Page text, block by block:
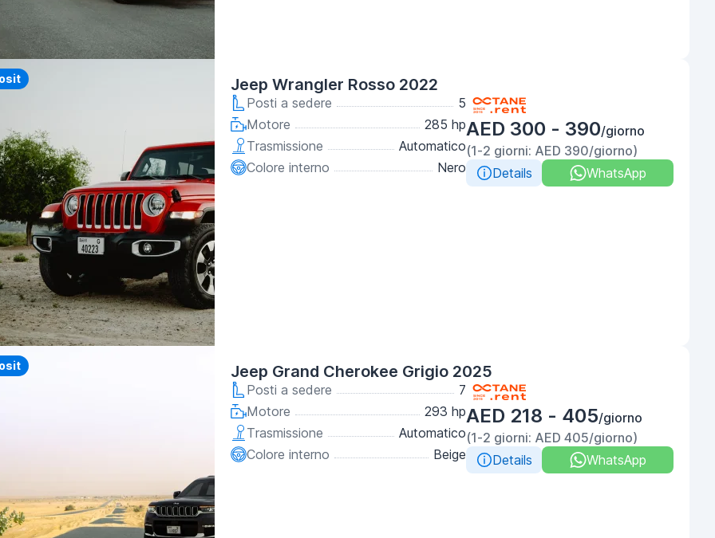
Jeep Wrangler Rosso 2022
Posti a sedere
5
Motore
285 hp
Trasmissione
Automatico
Colore interno
Nero
AED 300 - 390/giorno
(1-2 giorni: AED 390/giorno)
Details
WhatsApp
Jeep Grand Cherokee Grigio 2025
Posti a sedere
7
Motore
293 hp
Trasmissione
Automatico
Colore interno
Beige
AED 218 - 405/giorno
(1-2 giorni: AED 405/giorno)
Details
WhatsApp